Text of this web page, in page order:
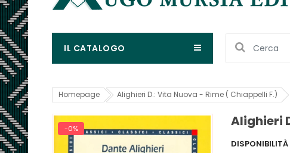
IL CATALOGO
Homepage Alighieri D.: Vita Nuova - Rime ( Chiappelli F.)
-0% Alighieri
DISPONIBILITÀ